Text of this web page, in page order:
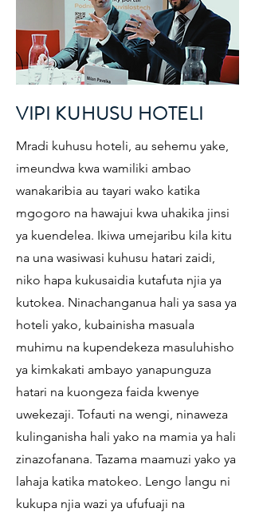
VIPI KUHUSU HOTELI
Mradi kuhusu hoteli, au sehemu yake,
imeundwa kwa wamiliki ambao
wanakaribia au tayari wako katika
mgogoro na hawajui kwa uhakika jinsi
ya kuendelea. Ikiwa umejaribu kila kitu
na una wasiwasi kuhusu hatari zaidi,
niko hapa kukusaidia kutafuta njia ya
kutokea. Ninachanganua hali ya sasa ya
hoteli yako, kubainisha masuala
muhimu na kupendekeza masuluhisho
ya kimkakati ambayo yanapunguza
hatari na kuongeza faida kwenye
uwekezaji. Tofauti na wengi, ninaweza
kulinganisha hali yako na mamia ya hali
zinazofanana. Tazama maamuzi yako ya
lahaja katika matokeo. Lengo langu ni
kukupa njia wazi ya ufufuaji na